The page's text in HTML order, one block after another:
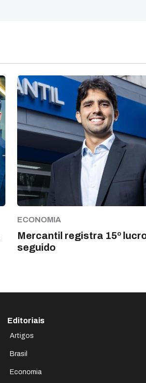
ECONOMIA
Mercantil registra 15º
seguido
Editoriais
Artigos
Brasil
Economia